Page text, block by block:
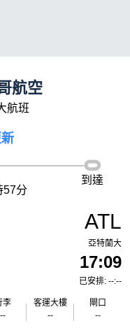
航空
航班
57分
到達
ATL
亞特蘭大
17:09
已安排: --:--
李
--
客運大樓
--
閘口
--